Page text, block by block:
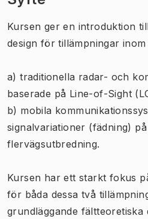
Kursen ger en introduktion
design för tillämpningar inom
a) traditionella radar- och
baserade på Line-of-Sight
b) mobila
signalvariationer (fädning)
flervägsutbredning.
Kursen har ett starkt fokus
för båda dessa två
grundläggande fältteoretiska